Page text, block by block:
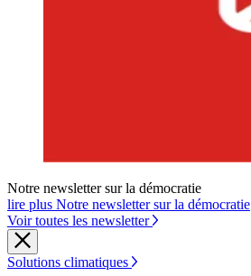
Notre newsletter sur la démocratie
lire plus Notre newsletter sur la démocratie
Voir toutes les newsletter
Solutions climatiques